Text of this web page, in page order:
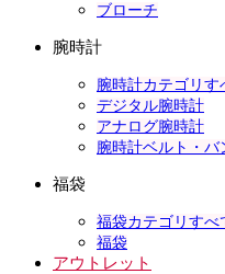
ブローチ
腕時計
腕時計カテゴリす
デジタル腕時計
アナログ腕時計
腕時計ベルト・バ
福袋
福袋カテゴリすべ
福袋
アウトレット